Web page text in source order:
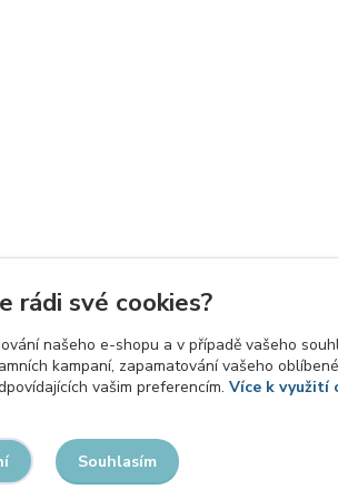
rádi své cookies?
našeho e-shopu a v případě vašeho
kampaní, zapamatování vašeho
vašim preferencím. Více k využití
Souhlasím